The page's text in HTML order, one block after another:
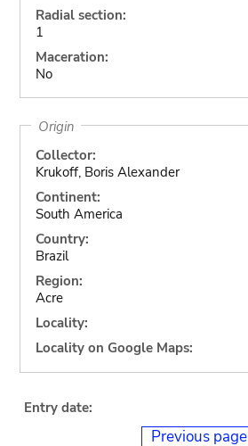
Radial section:
1
Maceration:
No
Origin
Collector:
Krukoff, Boris Alexander
Continent:
South America
Country:
Brazil
Region:
Acre
Locality:
Locality on Google Maps:
Entry date:
Previous page